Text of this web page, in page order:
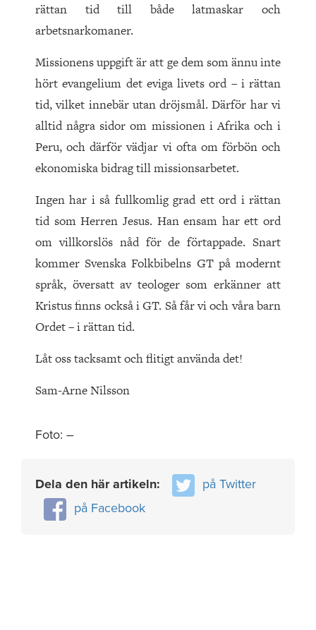
rättan tid till både latmaskar och
arbetsnarkomaner.
Missionens uppgift är att ge dem som ännu inte
hört evangelium det eviga livets ord – i rättan
tid, vilket innebär utan dröjsmål. Därför har vi
alltid några sidor om missionen i Afrika och i
Peru, och därför vädjar vi ofta om förbön och
ekonomiska bidrag till missionsarbetet.
Ingen har i så fullkomlig grad ett ord i rättan
tid som Herren Jesus. Han ensam har ett ord
om villkorslös nåd för de förtappade. Snart
kommer Svenska Folkbibelns GT på modernt
språk, översatt av teologer som erkänner att
Kristus finns också i GT. Så får vi och våra barn
Ordet – i rättan tid.
Låt oss tacksamt och flitigt använda det!
Sam-Arne Nilsson
Foto: –
Dela den här artikeln:
på Twitter
på Facebook